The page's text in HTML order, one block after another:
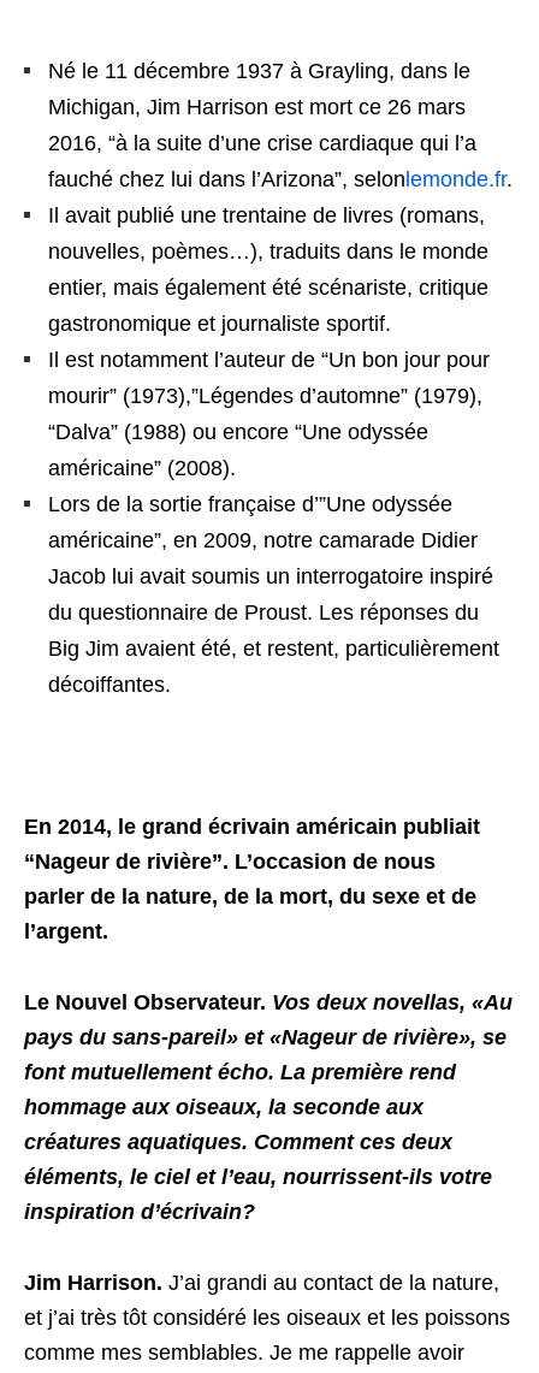
Né le 11 décembre 1937 à Grayling, dans le
Michigan, Jim Harrison est mort ce 26 mars
2016, “à la suite d’une crise cardiaque qui l’a
fauché chez lui dans l’Arizona”, selonlemonde.fr.
Il avait publié une trentaine de livres (romans,
nouvelles, poèmes…), traduits dans le monde
entier, mais également été scénariste, critique
gastronomique et journaliste sportif.
Il est notamment l’auteur de “Un bon jour pour
mourir” (1973),”Légendes d’automne” (1979),
“Dalva” (1988) ou encore “Une odyssée
américaine” (2008).
Lors de la sortie française d’”Une odyssée
américaine”, en 2009, notre camarade Didier
Jacob lui avait soumis un interrogatoire inspiré
du questionnaire de Proust. Les réponses du
Big Jim avaient été, et restent, particulièrement
décoiffantes.
En 2014, le grand écrivain américain publiait
“Nageur de rivière”. L’occasion de nous
parler de la nature, de la mort, du sexe et de
l’argent.
Le Nouvel Observateur. Vos deux novellas, «Au
pays du sans-pareil» et «Nageur de rivière», se
font mutuellement écho. La première rend
hommage aux oiseaux, la seconde aux
créatures aquatiques. Comment ces deux
éléments, le ciel et l’eau, nourrissent-ils votre
inspiration d’écrivain?
Jim Harrison. J’ai grandi au contact de la nature,
et j’ai très tôt considéré les oiseaux et les poissons
comme mes semblables. Je me rappelle avoir